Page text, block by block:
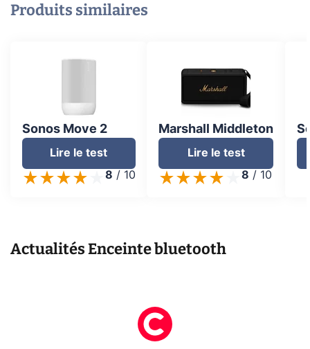
Produits similaires
Sonos Move 2
Lire le test
8 / 10
Marshall Middleton
Lire le test
8 / 10
ActualitésEnceinte bluetooth